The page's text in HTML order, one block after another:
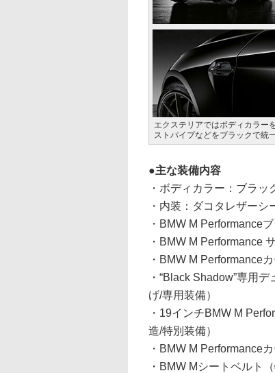
エクステリアではボディカラー
ストパイプなどをブラックで統
主な装備内容
・ボディカラー：ブラッ
・内装：ダコタレザーシ
・BMW M Performance
・BMW M Performance
・BMW M Performance
・“Black Shadow”専用
げ/専用装備）
・19インチBMW M
造/特別装備）
・BMW M Performance
・BMW Mシートベルト（